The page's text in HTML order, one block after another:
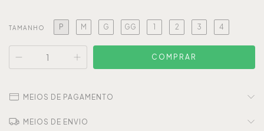
TAMANHO P M G GG 1 2 3 4
MEIOS DE PAGAMENTO
MEIOS DE ENVIO